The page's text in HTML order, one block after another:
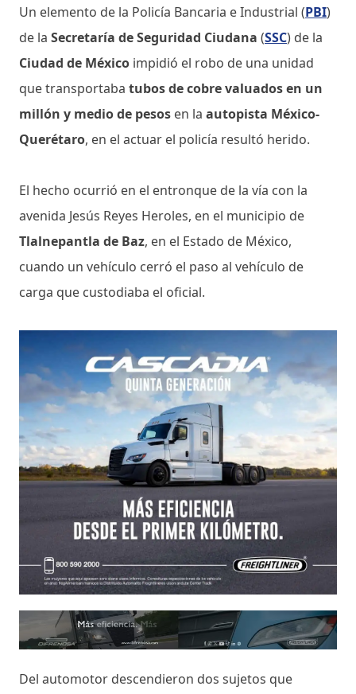
Un elemento de la Policía Bancaria e Industrial (PBI)
de la Secretaría de Seguridad Ciudana (SSC) de la
Ciudad de México impidió el robo de una unidad
que transportaba tubos de cobre valuados en un
millón y medio de pesos en la autopista México-
Querétaro, en el actuar el policía resultó herido.
El hecho ocurrió en el entronque de la vía con la
avenida Jesús Reyes Heroles, en el municipio de
Tlalnepantla de Baz, en el Estado de México,
cuando un vehículo cerró el paso al vehículo de
carga que custodiaba el oficial.
Del automotor descendieron dos sujetos que